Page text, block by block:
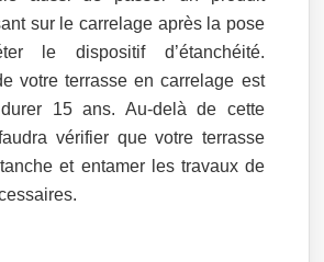
sur le carrelage après la pose
le dispositif d’étanchéité.
votre terrasse en carrelage est
15 ans. Au-delà de cette
vérifier que votre terrasse
et entamer les travaux de